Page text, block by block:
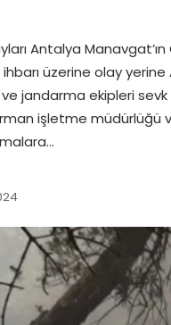
Antalya
ihbarı üzerine olay
jandarma ekipleri
işletme müdürlüğü